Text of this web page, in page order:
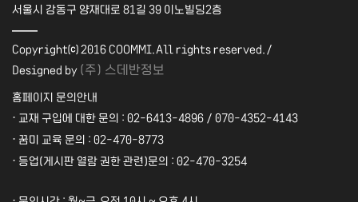
서울시 강동구 양재대로 81길 39 이노빌딩2층
――
Copyright⒞ 2016 COOMMI.All rights reserved./
Designed by (주) 스데반정보
홈페이지 문의안내
· 교재 구입에 대한 문의 : 02-6413-4896 / 070-4352-4143
· 꿈미 교육 문의 : 02-470-8773
· 등업(게시판 열람 권한 관련)문의 : 02-470-3254